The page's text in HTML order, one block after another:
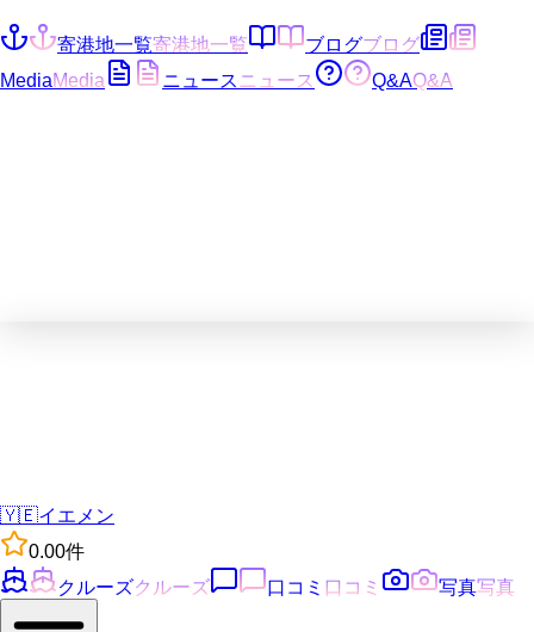
寄港地一覧寄港地一覧 ブログブログ
MediaMedia ニュース ニュース Q&AQ&A
🇾🇪イエメン
0.00件
クルーズクルーズ 口コミ 口コミ 写真写真